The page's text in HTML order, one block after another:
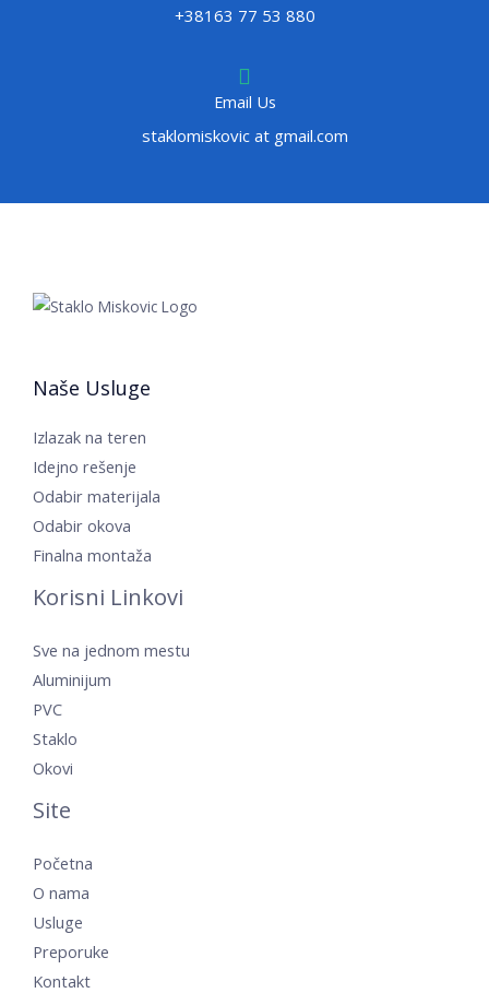
+38163 77 53 880
Email Us
staklomiskovic at gmail.com
Naše Usluge
Izlazak na teren
Idejno rešenje
Odabir materijala
Odabir okova
Finalna montaža
Korisni Linkovi
Sve na jednom mestu
Aluminijum
PVC
Staklo
Okovi
Site
Početna
O nama
Usluge
Preporuke
Kontakt